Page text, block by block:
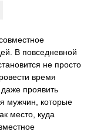
В повседневной
не просто
время
проявить
мужчин, которые
место, куда